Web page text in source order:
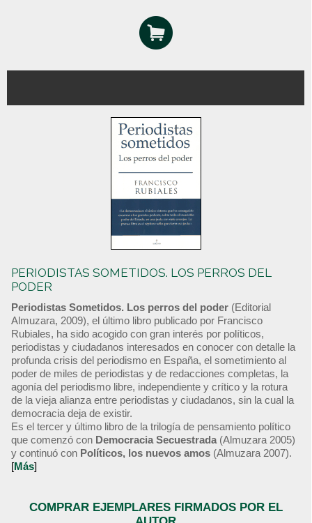
PERIODISTAS SOMETIDOS. LOS PERROS DEL
PODER
Periodistas Sometidos. Los perros del poder (Editorial
Almuzara, 2009), el último libro publicado por Francisco
Rubiales, ha sido acogido con gran interés por políticos,
periodistas y ciudadanos interesados en conocer con detalle la
profunda crisis del periodismo en España, el sometimiento al
poder de miles de periodistas y de redacciones completas, la
agonía del periodismo libre, independiente y crítico y la rotura
de la vieja alianza entre periodistas y ciudadanos, sin la cual la
democracia deja de existir.
Es el tercer y último libro de la trilogía de pensamiento político
que comenzó con Democracia Secuestrada (Almuzara 2005)
y continuó con Políticos, los nuevos amos (Almuzara 2007).
[Más]
COMPRAR EJEMPLARES FIRMADOS POR EL